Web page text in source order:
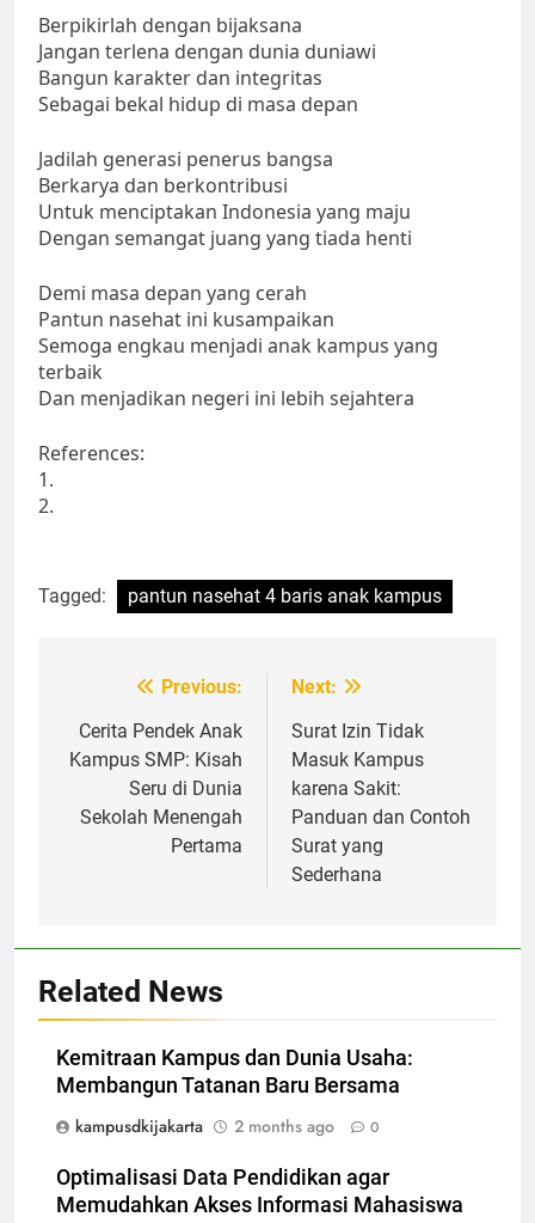
Berpikirlah dengan bijaksana
Jangan terlena dengan dunia duniawi
Bangun karakter dan integritas
Sebagai bekal hidup di masa depan
Jadilah generasi penerus bangsa
Berkarya dan berkontribusi
Untuk menciptakan Indonesia yang maju
Dengan semangat juang yang tiada henti
Demi masa depan yang cerah
Pantun nasehat ini kusampaikan
Semoga engkau menjadi anak kampus yang
terbaik
Dan menjadikan negeri ini lebih sejahtera
References:
1.
2.
Tagged: pantun nasehat 4 baris anak kampus
navigation
Previous:
Cerita Pendek Anak
Kampus SMP: Kisah
Seru di Dunia
Sekolah Menengah
Pertama
Next:
Surat Izin Tidak
Masuk Kampus
karena Sakit:
Panduan dan Contoh
Surat yang
Sederhana
Related News
Kemitraan Kampus dan Dunia Usaha:
Membangun Tatanan Baru Bersama
kampusdkijakarta
2 months ago 0
Optimalisasi Data Pendidikan agar
Memudahkan Akses Informasi Mahasiswa